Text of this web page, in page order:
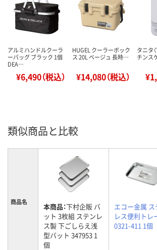
アルミハンドルクーラ
ーバッグ ブラック 1個
DEA…
¥6,490（税込）
HUGEL クーラーボック
ス 20L ベージュ 長時…
¥14,080（税込）
タニタ
チンス
類似商品と比較
商品名 本商品：下村企販 バ
ット 3枚組 ステンレ
ス製 下ごしらえ浅
型バット 347953 1
個
エコー金属 ス
レス便利トレ
0321-411 1個